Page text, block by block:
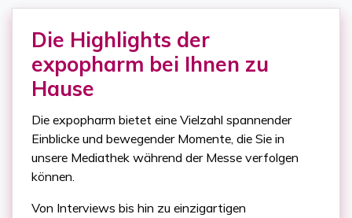
Die Highlights der
expopharm bei Ihnen zu
Hause
Die expopharm bietet eine Vielzahl spannender
Einblicke und bewegender Momente, die Sie in
unsere Mediathek während der Messe verfolgen
können.
Von Interviews bis hin zu einzigartigen